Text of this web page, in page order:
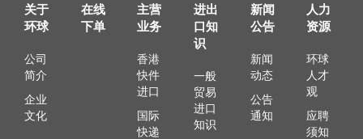
关于
环球
公司
简介
企业
文化
在线
下单
主营
业务
香港
快件
进口
国际
快递
进出
口知
识
一般
贸易
进口
知识
新闻
公告
新闻
动态
公告
通知
人力
资源
环球
人才
观
应聘
须知